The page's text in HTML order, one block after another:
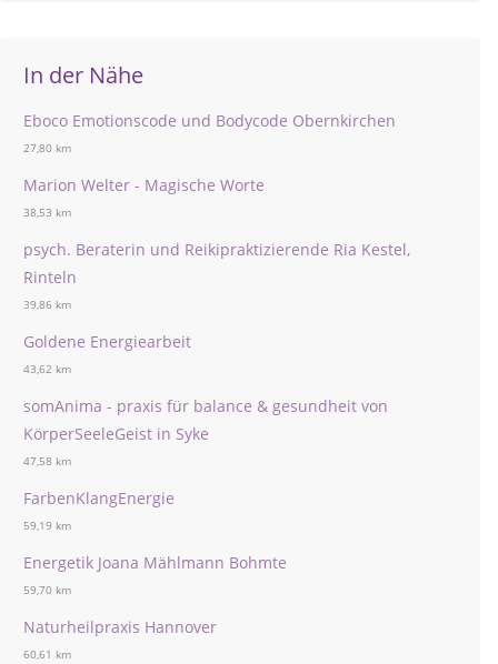
In der Nähe
Eboco Emotionscode und Bodycode Obernkirchen
27,80 km
Marion Welter - Magische Worte
38,53 km
psych. Beraterin und Reikipraktizierende Ria Kestel,
Rinteln
39,86 km
Goldene Energiearbeit
43,62 km
somAnima - praxis für balance & gesundheit von
KörperSeeleGeist in Syke
47,58 km
FarbenKlangEnergie
59,19 km
Energetik Joana Mählmann Bohmte
59,70 km
Naturheilpraxis Hannover
60,61 km